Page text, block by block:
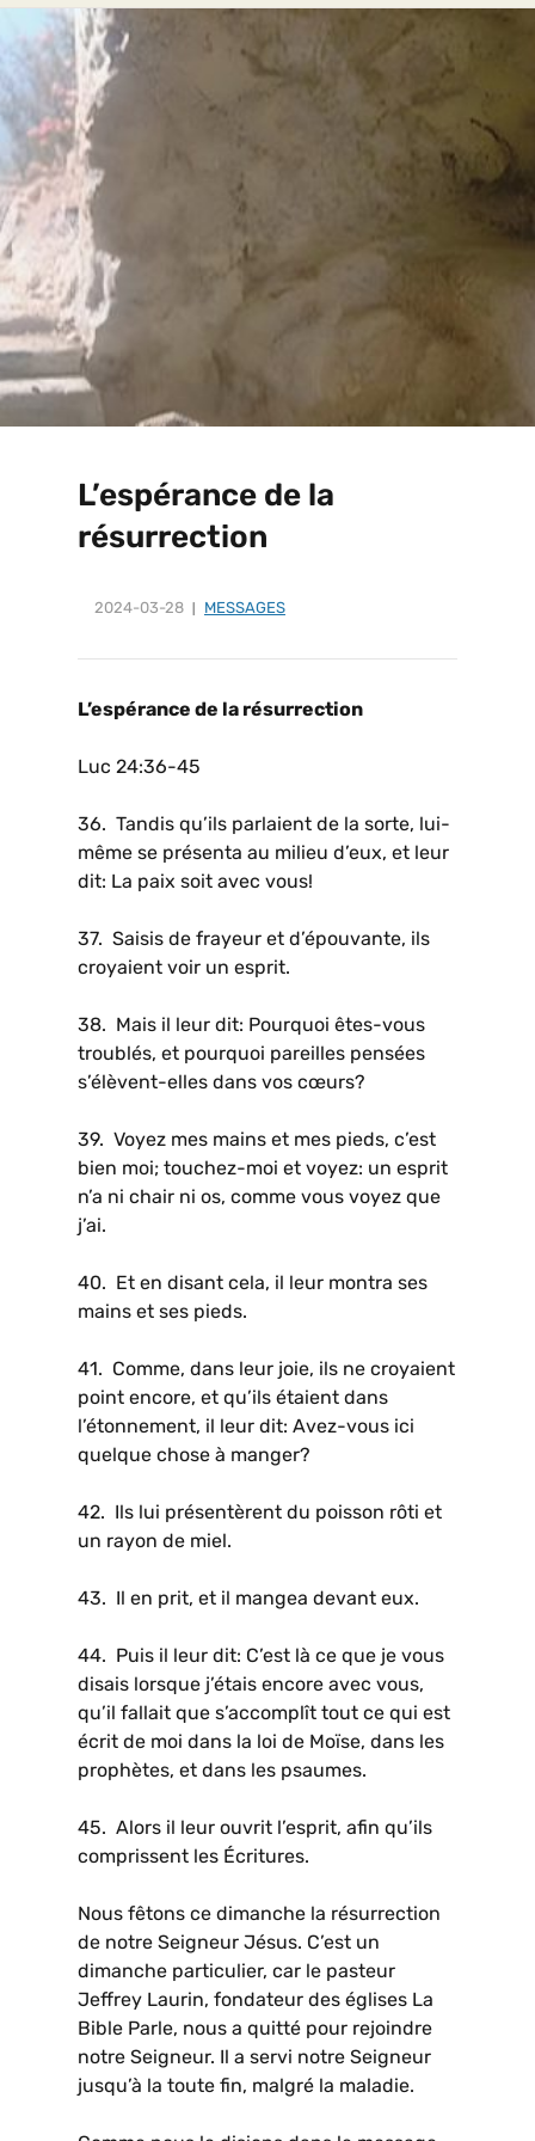
L’espérance de la
résurrection
2024-03-28 MESSAGES
L’espérance de la résurrection
Luc 24:36-45
36. Tandis qu’ils parlaient de la sorte, lui-
même se présenta au milieu d’eux, et leur
dit: La paix soit avec vous!
37. Saisis de frayeur et d’épouvante, ils
croyaient voir un esprit.
38. Mais il leur dit: Pourquoi êtes-vous
troublés, et pourquoi pareilles pensées
s’élèvent-elles dans vos cœurs?
39. Voyez mes mains et mes pieds, c’est
bien moi; touchez-moi et voyez: un esprit
n’a ni chair ni os, comme vous voyez que
j’ai.
40. Et en disant cela, il leur montra ses
mains et ses pieds.
41. Comme, dans leur joie, ils ne croyaient
point encore, et qu’ils étaient dans
l’étonnement, il leur dit: Avez-vous ici
quelque chose à manger?
42. Ils lui présentèrent du poisson rôti et
un rayon de miel.
43. Il en prit, et il mangea devant eux.
44. Puis il leur dit: C’est là ce que je vous
disais lorsque j’étais encore avec vous,
qu’il fallait que s’accomplît tout ce qui est
écrit de moi dans la loi de Moïse, dans les
prophètes, et dans les psaumes.
45. Alors il leur ouvrit l’esprit, afin qu’ils
comprissent les Écritures.
Nous fêtons ce dimanche la résurrection
de notre Seigneur Jésus. C’est un
dimanche particulier, car le pasteur
Jeffrey Laurin, fondateur des églises La
Bible Parle, nous a quitté pour rejoindre
notre Seigneur. Il a servi notre Seigneur
jusqu’à la toute fin, malgré la maladie.